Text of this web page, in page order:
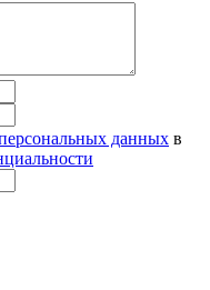
данных в